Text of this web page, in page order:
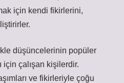
için kendi fikirlerini,
düşüncelerinin popüler
için çalışan kişilerdir.
ve fikirleriyle çoğu